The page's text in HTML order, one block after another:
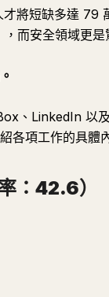
將短缺多達 79
，而安全領域更是
、LinkedIn 以
各項工作的具體
：42.6）